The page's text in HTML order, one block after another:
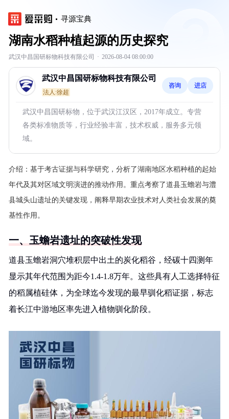
寻源宝典
湖南水稻种植起源的历史探究
武汉中昌国研标物科技有限公司 · 2026-08-04 08:00:00
武汉中昌国研标物科技有限公司
法人:徐超
咨询 进店
武汉中昌国研标物，位于武汉江汉区，2017年成立。专营
各类标准物质等，行业经验丰富，技术权威，服务多元领
域。
介绍： 基于考古证据与科学研究，分析了湖南地区水稻种植的起始
年代及其对区域文明演进的推动作用。重点考察了道县玉蟾岩与澧
县城头山遗址的关键发现，阐释早期农业技术对人类社会发展的奠
基性作用。
一、玉蟾岩遗址的突破性发现
道县玉蟾岩洞穴堆积层中出土的炭化稻谷，经碳十四测年
显示其年代范围为距今1.4-1.8万年。这些具有人工选择特征
的稻属植硅体，为全球迄今发现的最早驯化稻证据，标志
着长江中游地区率先进入植物驯化阶段。